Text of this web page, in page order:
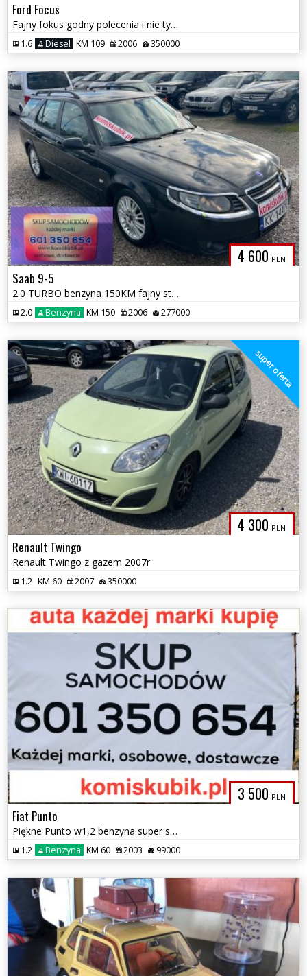
Ford Focus
Fajny fokus godny polecenia i nie tylko Fokus ,
1.6 Diesel KM 109 2006 350000
4 600 PLN
Saab 9-5
2.0 TURBO benzyna 150KM fajny stan możliwa zamiana
2.0 Benzyna KM 150 2006 277000
4 300 PLN
super oferta
Renault Twingo
Renault Twingo z gazem 2007r
1.2 KM 60 2007 350000
3 500 PLN
Fiat Punto
Piękne Punto w1,2 benzyna super stanie tylko 99 tyś km komiskubik.pl
1.2 Benzyna KM 60 2003 99000